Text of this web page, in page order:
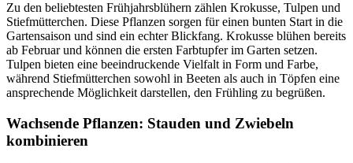
Zu den beliebtesten Frühjahrsblühern zählen Krokusse, Tulpen und
Stiefmütterchen. Diese Pflanzen sorgen für einen bunten Start in die
Gartensaison und sind ein echter Blickfang. Krokusse blühen bereits
ab Februar und können die ersten Farbtupfer im Garten setzen.
Tulpen bieten eine beeindruckende Vielfalt in Form und Farbe,
während Stiefmütterchen sowohl in Beeten als auch in Töpfen eine
ansprechende Möglichkeit darstellen, den Frühling zu begrüßen.
Wachsende Pflanzen: Stauden und Zwiebeln
kombinieren